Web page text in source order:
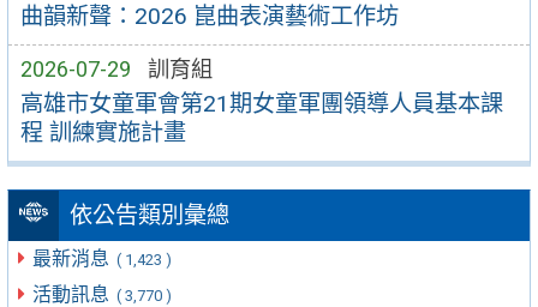
曲韻新聲：2026 崑曲表演藝術工作坊
2026-07-29 訓育組
高雄市女童軍會第21期女童軍團領導人員基本課
程 訓練實施計畫
依公告類別彙總
最新消息 ( 1,423 )
活動訊息 ( 3,770 )